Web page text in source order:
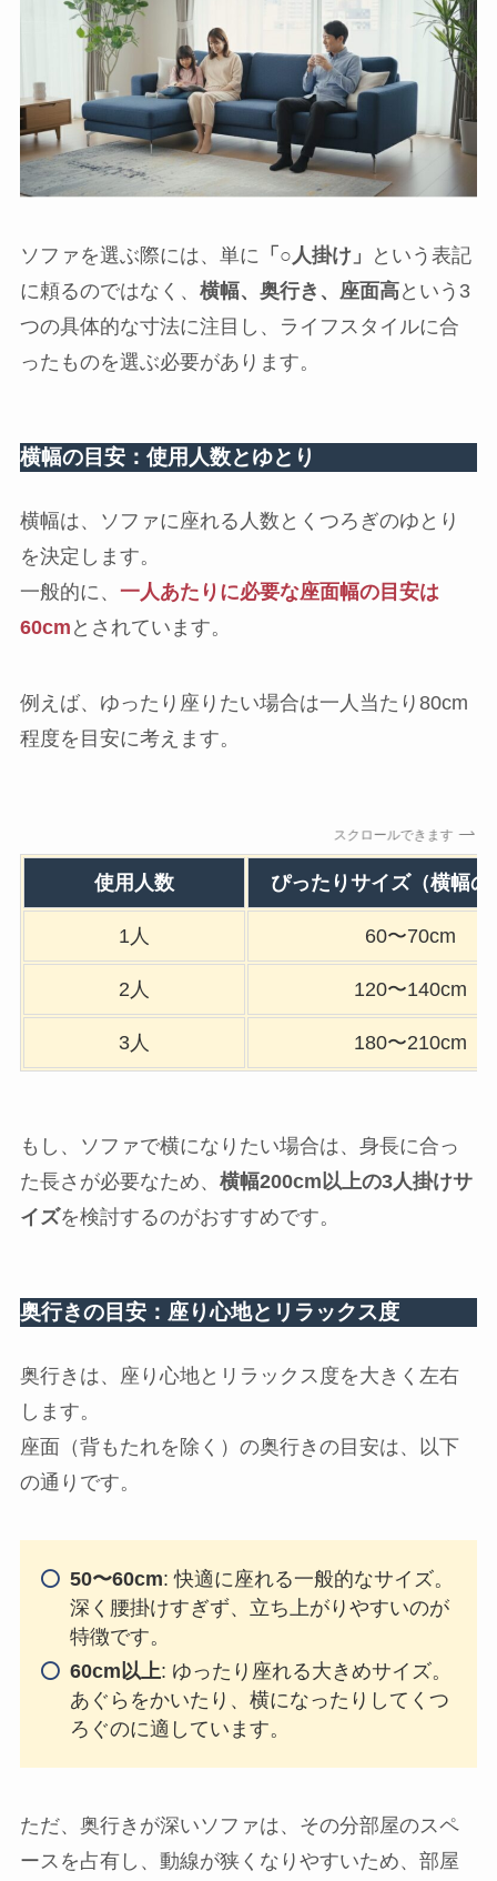
ソファを選ぶ際には、単に 「○人掛け」
という表記
に頼るのではなく、 横幅、奥行き、座面高という3
つの具体的な寸法に注目し、ライフスタイルに合
ったものを選ぶ必要があります。
横幅の目安：使用人数とゆとり
横幅は、ソファに座れる人数とくつろぎのゆとり
を決定します。
一般的に、 一人あたりに必要な座面幅の目安は
60cm とされています。
例えば、ゆったり座りたい場合は一人当たり80cm
程度を目安に考えます。
スクロールできます
使用人数 ぴったりサイズ（横幅の
1人 60〜70cm
2人 120〜140cm
3人 180〜210cm
もし、ソファで横になりたい場合は、身長に合っ
た長さが必要なため、 横幅200cm以上の3人掛けサ
イズを検討するのがおすすめです。
奥行きの目安：座り心地とリラックス度
奥行きは、座り心地とリラックス度を大きく左右
します。
座面（背もたれを除く）の奥行きの目安は、以下
の通りです。
50〜60cm: 快適に座れる一般的なサイズ。
深く腰掛けすぎず、立ち上がりやすいのが
特徴です。
60cm以上: ゆったり座れる大きめサイズ。
あぐらをかいたり、横になったりしてくつ
ろぐのに適しています。
ただ、奥行きが深いソファは、その分部屋のスペ
ースを占有し、動線が狭くなりやすいため、部屋